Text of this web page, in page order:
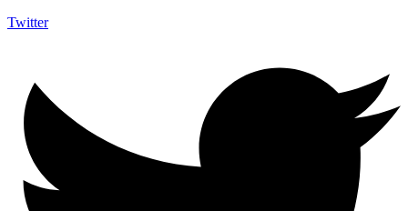
Twitter